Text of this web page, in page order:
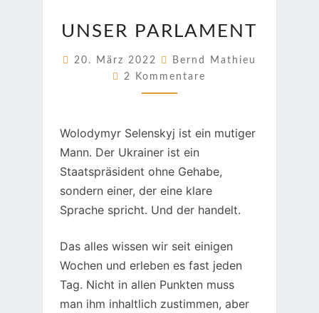
PARLAMENT
UNSER PARLAMENT
20. März 2022
Bernd Mathieu
Kommentare
2 Kommentare
Wolodymyr Selenskyj ist ein mutiger
Mann. Der Ukrainer ist ein
Staatspräsident ohne Gehabe,
sondern einer, der eine klare
Sprache spricht. Und der handelt.
Das alles wissen wir seit einigen
Wochen und erleben es fast jeden
Tag. Nicht in allen Punkten muss
man ihm inhaltlich zustimmen, aber